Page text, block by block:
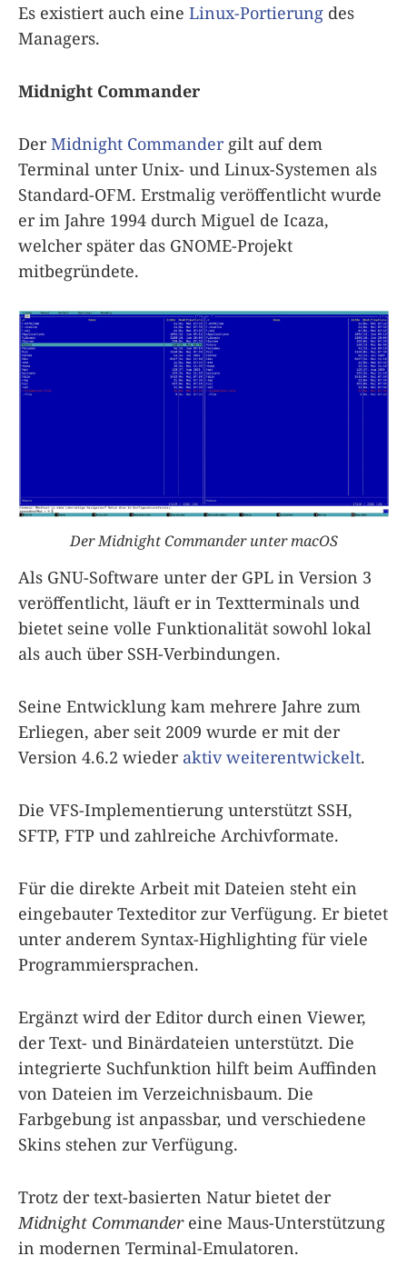
Es existiert auch eine Linux-Portierung des
Managers.
Midnight Commander
DerMidnight Commandergilt auf dem
Terminal unter Unix- und Linux-Systemen als
Standard-OFM. Erstmalig veröffentlicht wurde
er im Jahre 1994 durch Miguel de Icaza,
welcher später das GNOME-Projekt
mitbegründete.
Der Midnight Commander unter macOS
Als GNU-Software unter der GPL in Version 3
veröffentlicht, läuft er in Textterminals und
bietet seine volle Funktionalität sowohl lokal
als auch über SSH-Verbindungen.
Seine Entwicklung kam mehrere Jahre zum
Erliegen, aber seit 2009 wurde er mit der
Version 4.6.2 wieder aktiv weiterentwickelt.
Die VFS-Implementierung unterstützt SSH,
SFTP, FTP und zahlreiche Archivformate.
Für die direkte Arbeit mit Dateien steht ein
eingebauter Texteditor zur Verfügung. Er bietet
unter anderem Syntax-Highlighting für viele
Programmiersprachen.
Ergänzt wird der Editor durch einen Viewer,
der Text- und Binärdateien unterstützt. Die
integrierte Suchfunktion hilft beim Auffinden
von Dateien im Verzeichnisbaum. Die
Farbgebung ist anpassbar, und verschiedene
Skins stehen zur Verfügung.
Trotz der text-basierten Natur bietet der
Midnight Commandereine Maus-Unterstützung
in modernen Terminal-Emulatoren.